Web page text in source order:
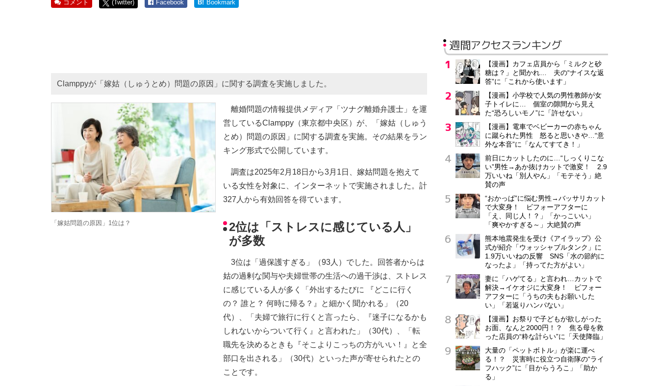
コメント (Twitter) Facebook B! Bookmark
Clamppyが「嫁姑（しゅうとめ）問題の原因」に関する調査を実施しました。
「嫁姑問題の原因」1位は？
離婚問題の情報提供メディア「ツナグ離婚弁護士」を運
営しているClamppy（東京都中央区）が、「嫁姑（しゅう
とめ）問題の原因」に関する調査を実施。その結果をラン
キング形式で公開しています。
調査は2025年2月18日から3月1日、嫁姑問題を抱えて
いる女性を対象に、インターネットで実施されました。計
327人から有効回答を得ています。
2位は「ストレスに感じている人」
が多数
3位は「過保護すぎる」（93人）でした。回答者からは
姑の過剰な関与や夫婦世帯の生活への過干渉は、ストレス
に感じている人が多く「外出するたびに 『どこに行く
の？ 誰と？ 何時に帰る？』と細かく聞かれる」（20
代）、「夫婦で旅行に行くと言ったら、『迷子になるかも
しれないからついて行く』と言われた」（30代）、「転
職先を決めるときも『そこよりこっちの方がいい！』と全
部口を出される」（30代）といった声が寄せられたとの
ことです。
週間アクセスランキング
【漫画】カフェ店員から「ミルクと砂
糖は？」と聞かれ… 夫の“ナイスな返
答”に「これから使います」
【漫画】小学校で人気の男性教師が女
子トイレに… 個室の隙間から見え
た“恐ろしいモノ”に「許せない」
【漫画】電車でベビーカーの赤ちゃん
に蹴られた男性 怒ると思いきや…“意
外な本音”に「なんてすてき！」
前日にカットしたのに…“しっくりこな
い”男性→あか抜けカットで激変！ 2.9
万いいね「別人やん」「モテそう」絶
賛の声
“おかっぱ”に悩む男性→バッサリカット
で大変身！ ビフォーアフターに
「え、同じ人！？」「かっこいい」
「爽やかすぎる～」大絶賛の声
熊本地震発生を受け《アイラップ》公
式が紹介「ウォッシャブルタンク」に
1.9万いいねの反響 SNS「水の節約に
なったよ」「持ってた方がよい」
妻に「ハゲてる」と言われ…カットで
解決→イケオジに大変身！ ビフォー
アフターに「うちの夫もお願いした
い」「若返りハンパない」
【漫画】お祭りで子どもが欲しがった
お面、なんと2000円！？ 焦る母を救
った店員の“粋な計らい”に「天使降臨」
大量の「ペットボトル」が楽に運べ
る！？ 災害時に役立つ自衛隊の“ライ
フハック”に「目からうろこ」「助か
る」